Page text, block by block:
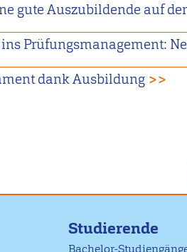
gute Auszubildende auf
Prüfungsmanagement:
dank Ausbildung >>
Studierende
Bachelor-